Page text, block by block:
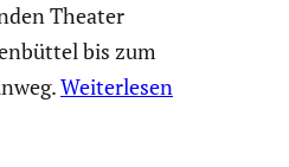
Theater
bis zum
Weiterlesen